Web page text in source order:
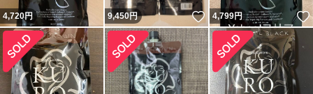
4,720円 9,450円 いいね！
4,799円